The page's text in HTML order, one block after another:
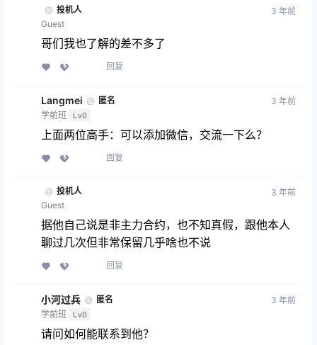
@ 投机人
Guest
3 年前
哥们我也了解的差不多了
回复
Langmei @ 匿名
学前班 Lv0
3 年前
上面两位高手：可以添加微信，交流一下么？
回复
@ 投机人
Guest
3 年前
据他自己说是非主力合约，也不知真假，跟他本人
聊过几次但非常保留几乎啥也不说
回复
小河过兵 @ 匿名
学前班 Lv0
3 年前
请问如何能联系到他？